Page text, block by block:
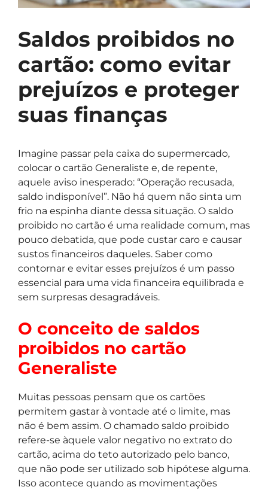
Saldos proibidos no
cartão: como evitar
prejuízos e proteger
suas finanças
Imagine passar pela caixa do supermercado,
colocar o cartão Generaliste e, de repente,
aquele aviso inesperado: “Operação recusada,
saldo indisponível”. Não há quem não sinta um
frio na espinha diante dessa situação. O saldo
proibido no cartão é uma realidade comum, mas
pouco debatida, que pode custar caro e causar
sustos financeiros daqueles. Saber como
contornar e evitar esses prejuízos é um passo
essencial para uma vida financeira equilibrada e
sem surpresas desagradáveis.
O conceito de saldos
proibidos no cartão
Generaliste
Muitas pessoas pensam que os cartões
permitem gastar à vontade até o limite, mas
não é bem assim. O chamado saldo proibido
refere-se àquele valor negativo no extrato do
cartão, acima do teto autorizado pelo banco,
que não pode ser utilizado sob hipótese alguma.
Isso acontece quando as movimentações